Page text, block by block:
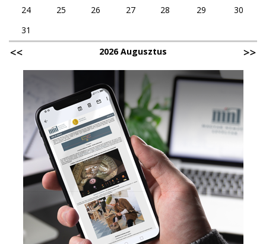
24
25 26 27 28 29
30
31
2026 Augusztus